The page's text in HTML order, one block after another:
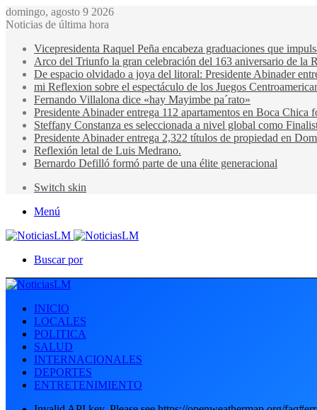
domingo, agosto 9 2026
Noticias de última hora
Vicepresidenta Raquel Peña encabeza graduaciones que
Arco del Triunfo la gran celebración del 163 aniversario de la
De espacio olvidado a joya del litoral: Presidente Abinader
mi Reflexion sobre el espectáculo de los Juegos
Fernando Villalona dice «hay Mayimbe pa´rato»
Presidente Abinader entrega 112 apartamentos en Boca Chica
Steffany Constanza es seleccionada a nivel global como
Presidente Abinader entrega 2,322 títulos de propiedad en
Reflexión letal de Luis Medrano.
Bernardo Defilló formó parte de una élite generacional
Switch skin
Menú
Buscar por
INICIO
LOCALES
POLITICA
SALUD
INTERNACIONALES
DEPORTES
ENTRETENIMIENTO